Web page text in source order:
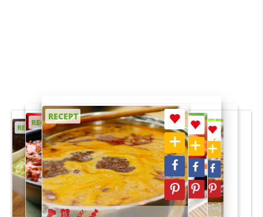
RECEPT
RECEPT
RECEPT
RECEPT
RECEPT